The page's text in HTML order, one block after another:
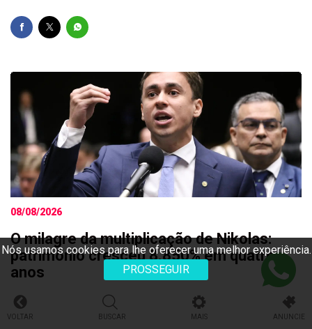
Nós usamos cookies para lhe oferecer uma melhor experiência.
PROSSEGUIR
08/08/2026
O milagre da multiplicação de Nikolas:
patrimônio cresceu 8.850% em quatro
anos
VOLTAR BUSCAR MAIS ANUNCIE